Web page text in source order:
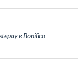
e Bonifico